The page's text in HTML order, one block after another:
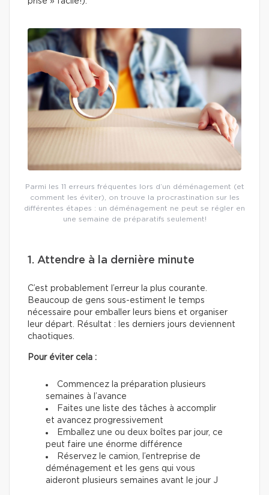
Parmi les 11 erreurs fréquentes lors d’un déménagement (et
comment les éviter), on trouve la procrastination sur les
différentes étapes : un déménagement ne peut se régler en
une semaine de préparatifs seulement!
1. Attendre à la dernière minute
C’est probablement l’erreur la plus courante.
Beaucoup de gens sous-estiment le temps
nécessaire pour emballer leurs biens et organiser
leur départ. Résultat : les derniers jours deviennent
chaotiques.
Pour éviter cela :
Commencez la préparation plusieurs
semaines à l’avance
Faites une liste des tâches à accomplir
et avancez progressivement
Emballez une ou deux boîtes par jour, ce
peut faire une énorme différence
Réservez le camion, l’entreprise de
déménagement et les gens qui vous
aideront plusieurs semaines avant le jour J